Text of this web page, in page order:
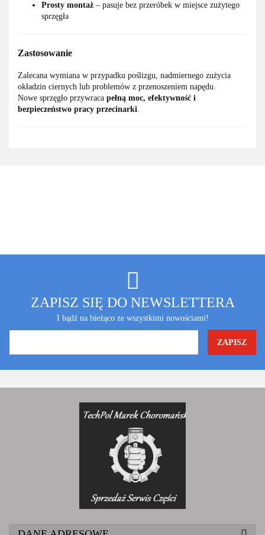
Prosty montaż – pasuje bez przeróbek w miejsce zużytego
sprzęgła
Zastosowanie
Zalecana wymiana w przypadku poślizgu, nadmiernego zużycia
okładzin ciernych lub problemów z przenoszeniem napędu.
Nowe sprzęgło przywraca pełną moc, efektywność i
bezpieczeństwo pracy przecinarki
ZAPISZ SIĘ DO NEWSLETTERA
I bądź na bieżąco ze wszystkimi nowościami!